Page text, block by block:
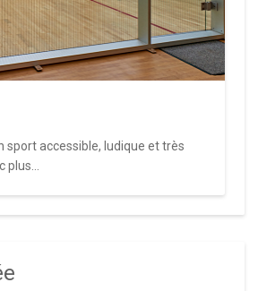
sport accessible, ludique et très